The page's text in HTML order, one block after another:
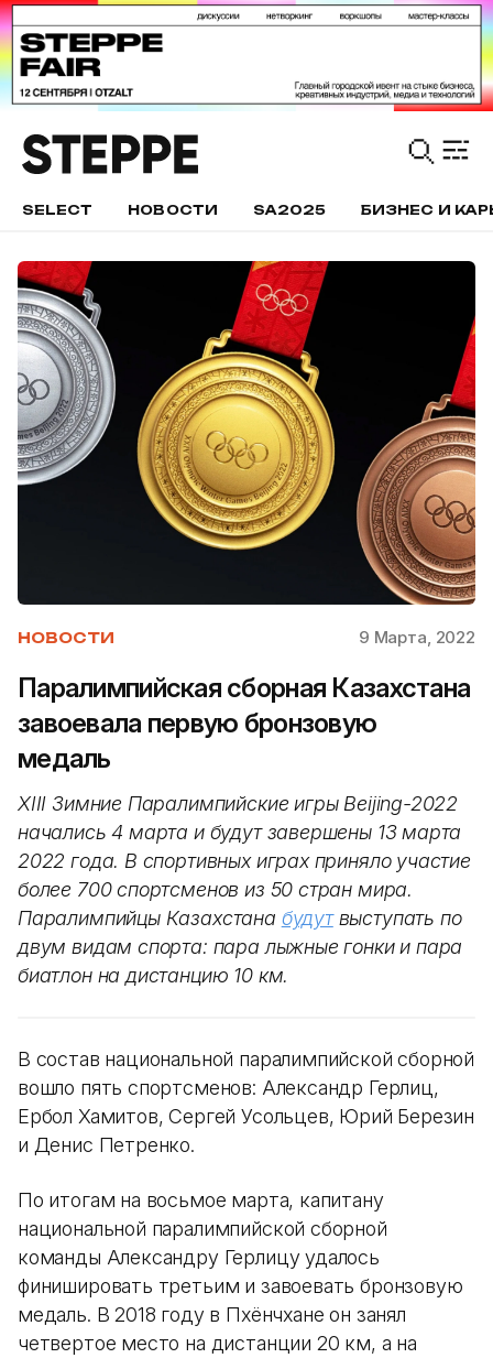
SELECT НОВОСТИ SA2025 БИЗНЕС И
НОВОСТИ 9 Марта, 2022
Паралимпийская сборная Казахстана
завоевала первую бронзовую
медаль
XIII Зимние Паралимпийские игры Beijing-2022
начались 4 марта и будут завершены 13 марта
2022 года. В спортивных играх приняло участие
более 700 спортсменов из 50 стран мира.
Паралимпийцы Казахстана будутвыступать по
двум видам спорта: пара лыжные гонки и пара
биатлон на дистанцию 10 км.
В состав национальной паралимпийской сборной
вошло пять спортсменов: Александр Герлиц,
Ербол Хамитов, Сергей Усольцев, Юрий Березин
и Денис Петренко.
По итогам на восьмое марта, капитану
национальной паралимпийской сборной
команды Александру Герлицу удалось
финишировать третьим и завоевать бронзовую
медаль. В 2018 году в Пхёнчхане он занял
четвертое место на дистанции 20 км, а на